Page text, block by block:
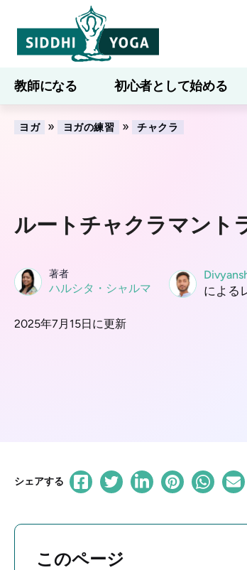
教師になる 初心者として始める
ブログ 学ぶ
ヨガ » ヨガの練習 » チャクラ
ルートチャクラマント
著者
ハルシタ・シャルマ による
2025年7月15日に更新
シェアする
このページ